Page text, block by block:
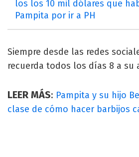
los los 10 mil dólares que
Pampita por ir a PH
Siempre desde las redes
recuerda todos los días 8 a su
LEER MÁS: Pampita y su hijo
clase de cómo hacer barbijos